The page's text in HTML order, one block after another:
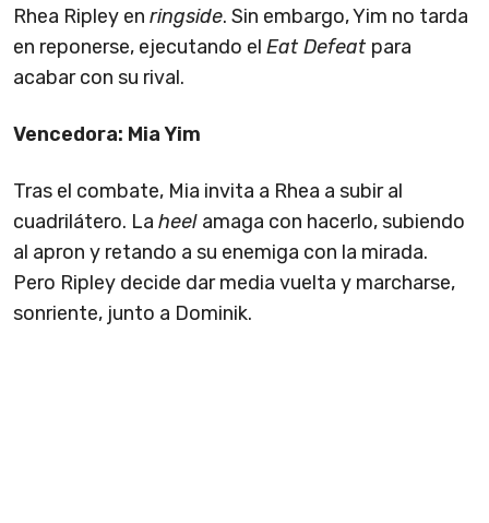
Rhea Ripley en ringside. Sin embargo, Yim no tarda
en reponerse, ejecutando el Eat Defeat para
acabar con su rival.
Vencedora: Mia Yim
Tras el combate, Mia invita a Rhea a subir al
cuadrilátero. La heel amaga con hacerlo, subiendo
al apron y retando a su enemiga con la mirada.
Pero Ripley decide dar media vuelta y marcharse,
sonriente, junto a Dominik.